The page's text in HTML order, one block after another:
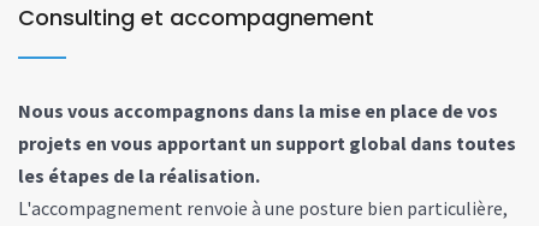
Consulting et accompagnement
Nous vous accompagnons dans la mise en place de vos
projets en vous apportant un support global dans toutes
les étapes de la réalisation.
L'accompagnement renvoie à une posture bien particulière,